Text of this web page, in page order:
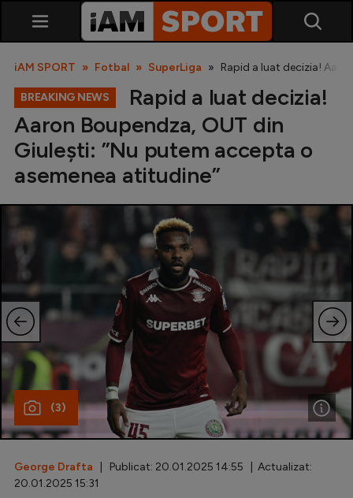
SuperLiga
Cupa României
Echipa Națională
U21
Fotbal feminin
Special
Diverse
Inedit
Clasamente
iAM SPORT Fotbal SuperLiga Rapid a luat decizia!
BREAKING NEWS
Rapid a luat decizia!
Aaron Boupendza, OUT din
Giulești: ”Nu putem accepta o
asemenea atitudine”
(3)
George Drafta | Publicat: 20.01.2025 14:55 | Actualizat:
20.01.2025 15:31